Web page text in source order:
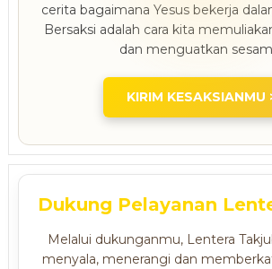
cerita bagaimana Yesus bekerja
Bersaksi adalah cara kita
dan menguatkan
KIRIM KESAKSIANMU
Dukung Pelayanan
Melalui dukunganmu, Lentera
menyala, menerangi dan